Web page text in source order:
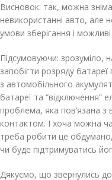
Висновок: так, можна
невикористанні авто, але
умови зберігання і
Підсумовуючи:
запобігти розряду
з автомобільного
батареї та “відключення”
проблема, яка пов’язана з
контактом. І хоча можна
треба робити це
чи буде підтримуватись
Дякуємо, що звернулись